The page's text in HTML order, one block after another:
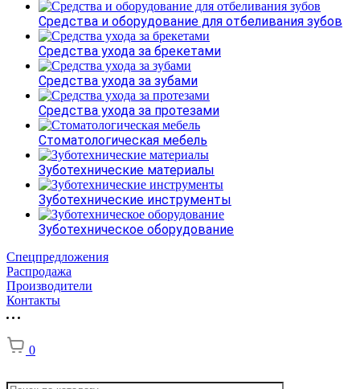
Средства и оборудование для отбеливания зубов
Средства ухода за брекетами
Средства ухода за зубами
Средства ухода за протезами
Стоматологическая мебель
Зуботехнические материалы
Зуботехнические инструменты
Зуботехническое оборудование
Спецпредложения
Распродажа
Производители
Контакты
0